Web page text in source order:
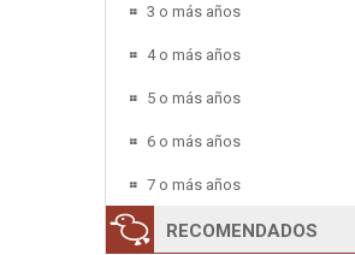
3 o más años
4 o más años
5 o más años
6 o más años
7 o más años
RECOMENDADOS